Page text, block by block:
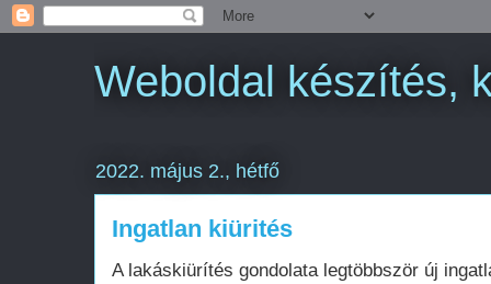
Weboldal készítés,
2022. május 2., hétfő
Ingatlan kiürités
A lakáskiürítés gondolata legtöbbször új